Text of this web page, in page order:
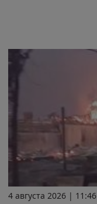
4 августа 2026 | 11:46